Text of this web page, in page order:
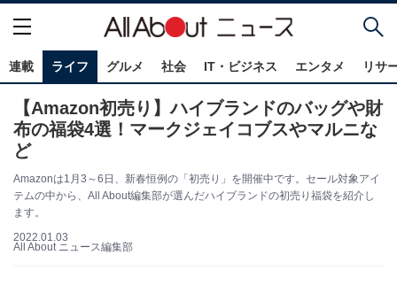
連載 ライフ グルメ 社会 IT・ビジネス エンタメ リサ
【Amazon初売り】ハイブランドのバッグや財
布の福袋4選！マークジェイコブスやマルニな
ど
Amazonは1月3～6日、新春恒例の「初売り」を開催中です。セール対象アイ
テムの中から、All About編集部が選んだハイブランドの初売り福袋を紹介し
ます。
2022.01.03
All About ニュース編集部